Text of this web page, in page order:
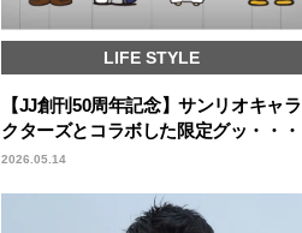
LIFE STYLE
【JJ創刊50周年記念】サンリオキャラ
クターズとコラボした限定グッ・・・
2026.05.14